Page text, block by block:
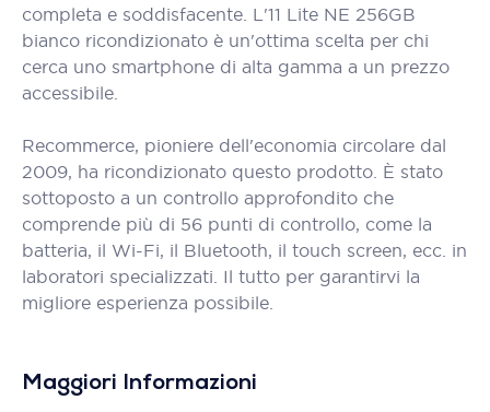
completa e soddisfacente. L'11 Lite NE 256GB
bianco ricondizionato è un'ottima scelta per chi
cerca uno smartphone di alta gamma a un prezzo
accessibile.
Recommerce, pioniere dell'economia circolare dal
2009, ha ricondizionato questo prodotto. È stato
sottoposto a un controllo approfondito che
comprende più di 56 punti di controllo, come la
batteria, il Wi-Fi, il Bluetooth, il touch screen, ecc. in
laboratori specializzati. Il tutto per garantirvi la
migliore esperienza possibile.
Maggiori Informazioni